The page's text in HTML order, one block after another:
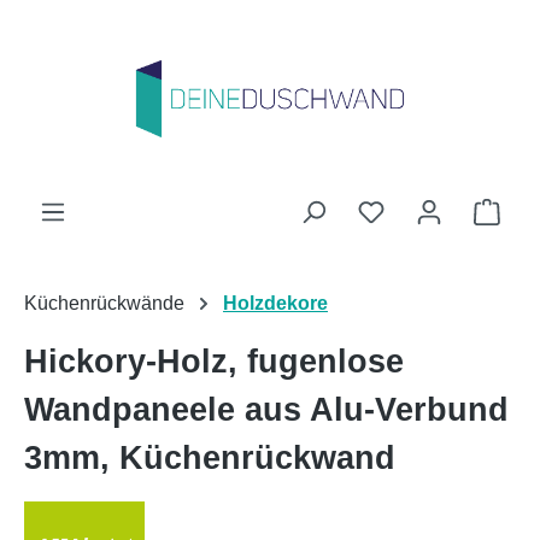
Du hast 0
Küchenrückwände Holzdekore
Hickory-Holz, fugenlose
Wandpaneele aus Alu-Verbund
3mm, Küchenrückwand